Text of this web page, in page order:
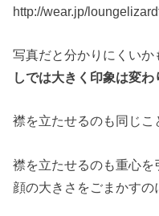
http://wear.jp/
写真だと分かりにくい
しでは大きく印象は変わ
襟を立たせるのも同じこ
襟を立たせるのも重心を
顔の大きさをごまかすの